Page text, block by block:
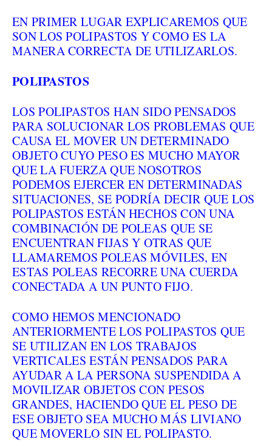
EN PRIMER LUGAR EXPLICAREMOS QUE
SON LOS POLIPASTOS Y COMO ES LA
MANERA CORRECTA DE UTILIZARLOS.
POLIPASTOS
LOS POLIPASTOS HAN SIDO PENSADOS
PARA SOLUCIONAR LOS PROBLEMAS QUE
CAUSA EL MOVER UN DETERMINADO
OBJETO CUYO PESO ES MUCHO MAYOR
QUE LA FUERZA QUE NOSOTROS
PODEMOS EJERCER EN DETERMINADAS
SITUACIONES, SE PODRÍA DECIR QUE LOS
POLIPASTOS ESTÁN HECHOS CON UNA
COMBINACIÓN DE POLEAS QUE SE
ENCUENTRAN FIJAS Y OTRAS QUE
LLAMAREMOS POLEAS MÓVILES, EN
ESTAS POLEAS RECORRE UNA CUERDA
CONECTADA A UN PUNTO FIJO.
COMO HEMOS MENCIONADO
ANTERIORMENTE LOS POLIPASTOS QUE
SE UTILIZAN EN LOS TRABAJOS
VERTICALES ESTÁN PENSADOS PARA
AYUDAR A LA PERSONA SUSPENDIDA A
MOVILIZAR OBJETOS CON PESOS
GRANDES, HACIENDO QUE EL PESO DE
ESE OBJETO SEA MUCHO MÁS LIVIANO
QUE MOVERLO SIN EL POLIPASTO.